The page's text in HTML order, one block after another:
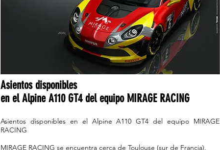
Asientos disponibles
en el Alpine A110 GT4 del equipo MIRAGE RACING
Asientos disponibles en el Alpine A110 GT4 del equipo MIRAGE
RACING
MIRAGE RACING se encuentra cerca de Toulouse (sur de Francia).